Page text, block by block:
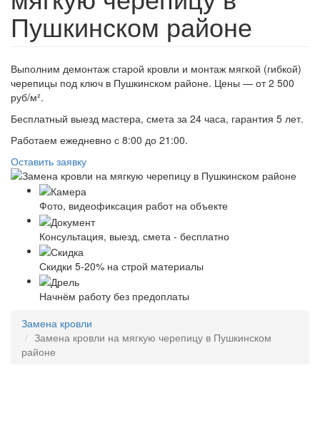
Пушкинском районе
Выполним демонтаж старой кровли и монтаж мягкой (гибкой)
черепицы под ключ в Пушкинском районе. Цены — от 2 500
руб/м².
Бесплатный выезд мастера, смета за 24 часа, гарантия 5 лет.
Работаем ежедневно с 8:00 до 21:00.
Оставить заявку
Фото, видеофиксация работ на объекте
Консультация, выезд, смета - бесплатно
Скидки 5-20% на строй материалы
Начнём работу без предоплаты
Замена кровли
Замена кровли на мягкую черепицу в Пушкинском
районе